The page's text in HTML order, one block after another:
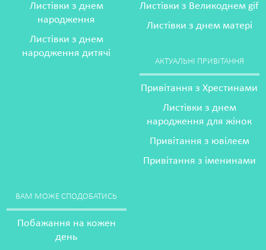
Листівки з днем
народження
Листівки з днем
народження дитячі
Листівки з Великоднем gif
Листівки з днем матері
АКТУАЛЬНІ ПРИВІТАННЯ
Привітання з Хрестинами
Листівки з днем
народження для жінок
Привітання з ювілеєм
Привітання з іменинами
ВАМ МОЖЕ СПОДОБАТИСЬ
Побажання на кожен
день